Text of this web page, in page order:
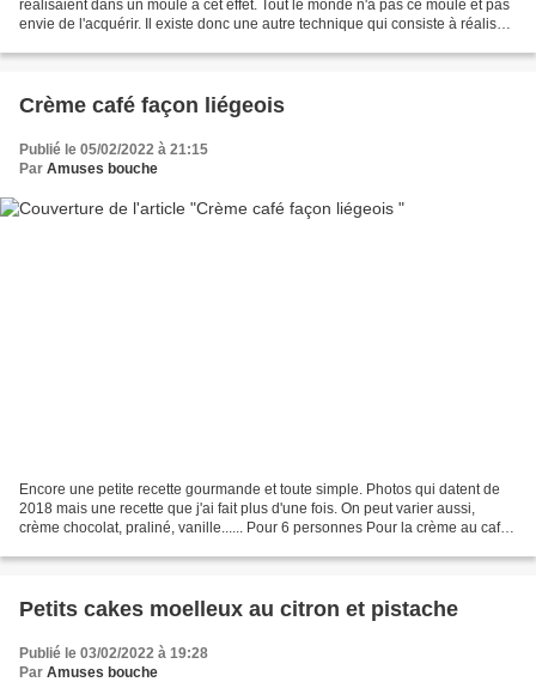
réalisaient dans un moule à cet effet. Tout le monde n'a pas ce moule et pas
envie de l'acquérir. Il existe donc une autre technique qui consiste à réaliser
Crème café façon liégeois
Publié le 05/02/2022 à 21:15
Par Amuses bouche
Encore une petite recette gourmande et toute simple. Photos qui datent de
2018 mais une recette que j'ai fait plus d'une fois. On peut varier aussi,
crème chocolat, praliné, vanille...... Pour 6 personnes Pour la crème au café:
Petits cakes moelleux au citron et pistache
Publié le 03/02/2022 à 19:28
Par Amuses bouche